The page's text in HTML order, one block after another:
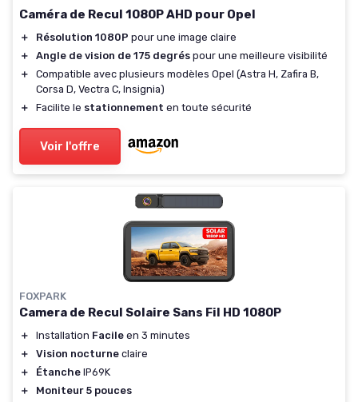
Caméra de Recul 1080P AHD pour Opel
＋ Résolution 1080P pour une image claire
＋
Angle de vision de 175 degrés pour une meilleure visibilité
＋
Compatible avec plusieurs modèles Opel (Astra H, Zafira B,
Corsa D, Vectra C, Insignia)
＋
Facilite le stationnement en toute sécurité
Voir l'offre
FOXPARK
Camera de Recul Solaire Sans Fil HD 1080P
＋ Installation Facile en 3 minutes
＋
Vision nocturne claire
＋
Étanche IP69K
＋
Moniteur 5 pouces